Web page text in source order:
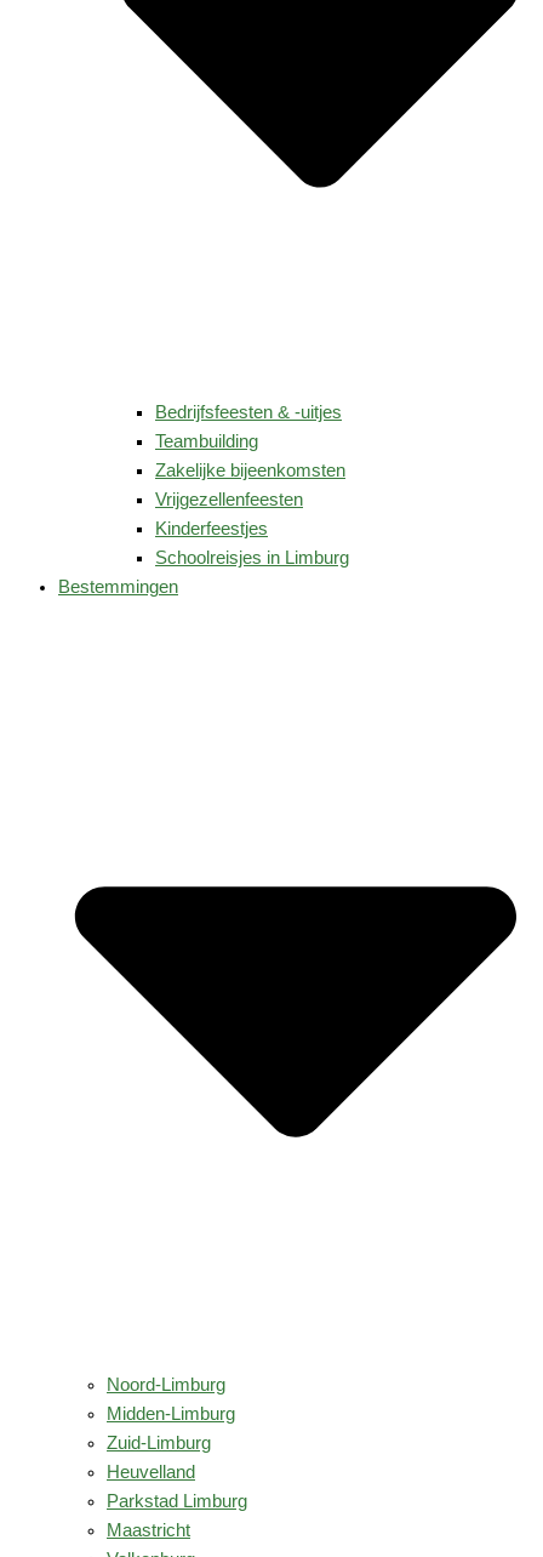
Bedrijfsfeesten & -uitjes
Teambuilding
Zakelijke bijeenkomsten
Vrijgezellenfeesten
Kinderfeestjes
Schoolreisjes in Limburg
Bestemmingen
Noord-Limburg
Midden-Limburg
Zuid-Limburg
Heuvelland
Parkstad Limburg
Maastricht